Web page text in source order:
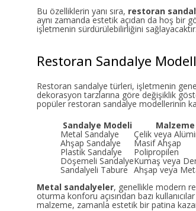
Bu özelliklerin yanı sıra, restoran
aynı zamanda estetik açıdan da hoş bir
işletmenin sürdürülebilirliğini sağlayacaktır.
Restoran Sandalye
Restoran sandalye türleri, işletmenin
dekorasyon tarzlarına göre değişiklik
popüler restoran sandalye modellerinin
Sandalye Modeli
Malzeme
Metal Sandalye Çelik veya
Ahşap Sandalye Masif Ahşap
Plastik Sandalye Polipropilen
Döşemeli SandalyeKumaş veya
Sandalyeli Tabure Ahşap veya
Metal sandalyeler, genellikle modern
oturma konforu açısından bazı
malzeme, zamanla estetik bir patina